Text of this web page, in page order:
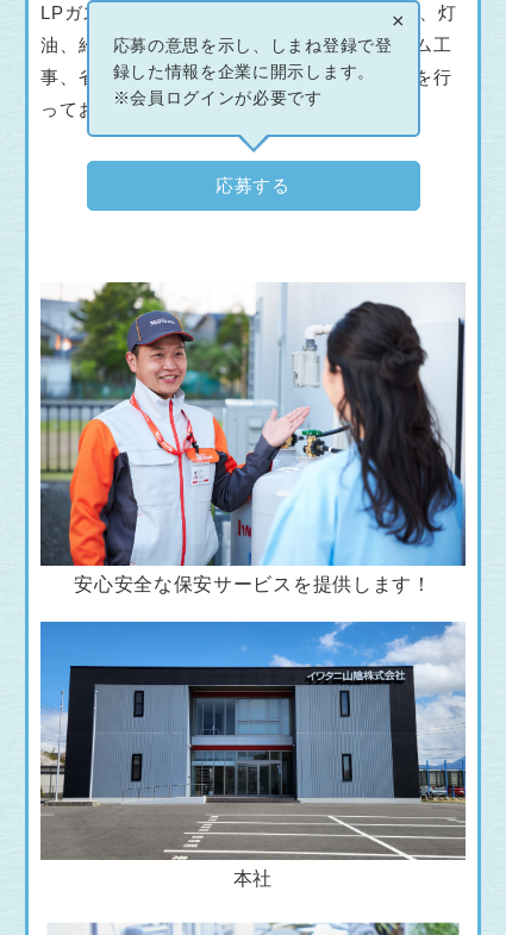
LPガス供給は勿論ですが、他にも富士の湧水、灯
油、給排水・衛生設備を始めとしたリフォーム工
事、省エネ設備機器の提供等幅広く事業展開を行
っております。
応募する
×
応募の意思を示し、しまね登録で登
録した情報を企業に開示します。
※会員ログインが必要です
安心安全な保安サービスを提供します！
本社